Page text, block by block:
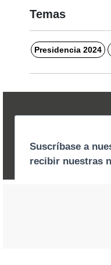
Temas
Presidencia 2024